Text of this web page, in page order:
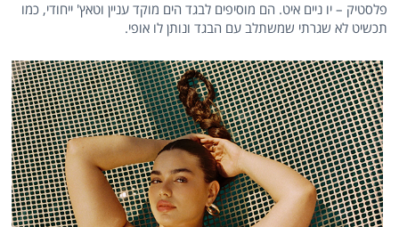
פלסטיק – יו ניים איט. הם מוסיפים לבגד הים מוקד עניין וטאץ' ייחודי, כמו
תכשיט לא שגרתי שמשתלב עם הבגד ונותן לו אופי.